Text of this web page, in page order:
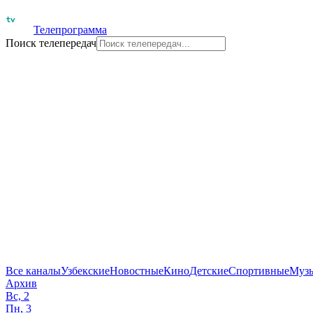
Телепрограмма
Поиск телепередач
Все каналыУзбекскиеНовостныеКиноДетскиеСпортивные
Архив
Вс, 2
Пн, 3